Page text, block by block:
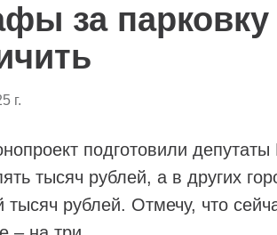
за парковку
г.
подготовили
тысяч рублей, а в других
тысяч рублей. Отмечу, что